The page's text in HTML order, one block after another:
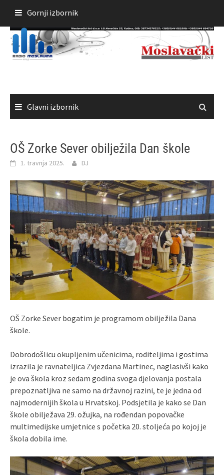
sadržaja
Gornji izbornik
Glavni izbornik
OŠ Zorke Sever obilježila Dan škole
1. travnja 2025. DJ
OŠ Zorke Sever bogatim je programom obilježila Dana
škole.
Dobrodošlicu okupljenim učenicima, roditeljima i gostima
izrazila je ravnateljica Zvjezdana Martinec, naglasivši kako
je ova škola kroz sedam godina svoga djelovanja postala
prepoznatljiva ne samo na državnoj razini, te je jedna od
najmodernijih škola u Hrvatskoj. Podsjetila je kako se Dan
škole obilježava 29. ožujka, na rođendan popovačke
multimedijske umjetnice s početka 20. stoljeća po kojoj je
škola dobila ime.